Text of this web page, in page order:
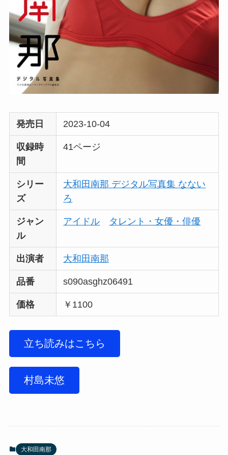
発売日 2023-10-04
収録時
間
41ページ
シリー
ズ
大和田南那 デジタル写真集 なない
ろ
ジャン
ル
アイドル タレント・女優・俳優
出演者 大和田南那
品番 s090asghz06491
価格 ￥1100
立ち読みはこちら
村島未悠
大和田南那